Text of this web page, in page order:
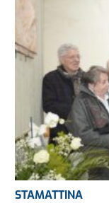
STAMATTINA